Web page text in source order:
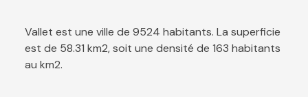
Vallet est une ville de 9524 habitants. La superficie
est de 58.31 km2, soit une densité de 163 habitants
au km2.